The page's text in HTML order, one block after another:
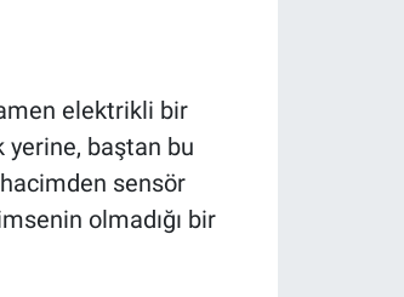
elektrikli bir
baştan bu
sensör
olmadığı bir